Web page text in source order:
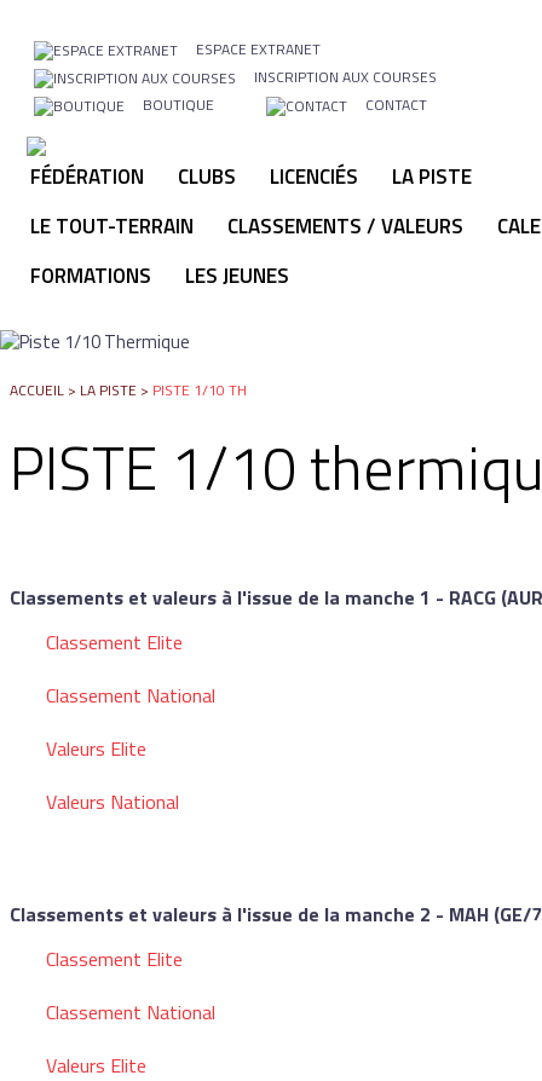
ESPACE EXTRANET
INSCRIPTION AUX COURSES
BOUTIQUE
CONTACT
FÉDÉRATION CLUBS LICENCIÉS
LA PISTE
LE TOUT-TERRAIN
CLASSEMENTS / VALEURS
FORMATIONS
LES JEUNES
ACCUEIL > LA PISTE > PISTE 1/10 TH
PISTE 1/10
Classements et valeurs à l'issue de la manche 1 - RACG
Classement Elite
Classement National
Valeurs Elite
Valeurs National
Classements et valeurs à l'issue de la manche 2 - MAH (GE/
Classement Elite
Classement National
Valeurs Elite